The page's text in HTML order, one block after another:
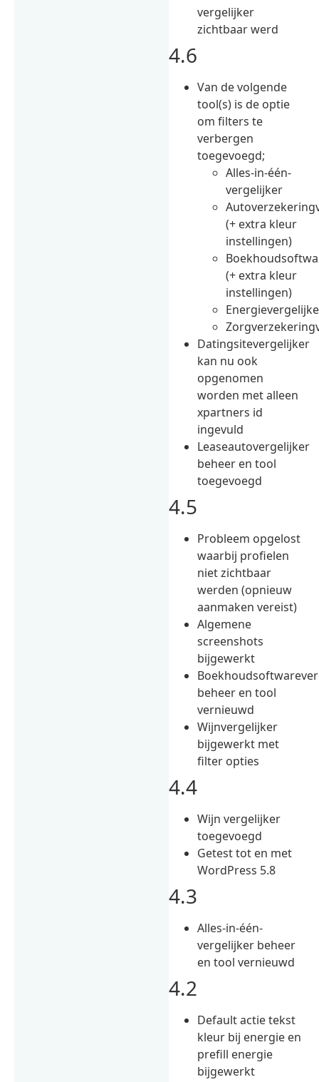
vergelijker
zichtbaar werd
4.6
Van de volgende
tool(s) is de optie
om filters te
verbergen
toegevoegd;
Alles-in-één-
vergelijker
(+ extra kleur
instellingen)
(+ extra kleur
instellingen)
Datingsitevergelijker
kan nu ook
opgenomen
worden met alleen
xpartners id
ingevuld
Leaseautovergelijker
beheer en tool
toegevoegd
4.5
Probleem opgelost
waarbij profielen
niet zichtbaar
werden (opnieuw
aanmaken vereist)
Algemene
screenshots
bijgewerkt
beheer en tool
vernieuwd
Wijnvergelijker
bijgewerkt met
filter opties
4.4
Wijn vergelijker
toegevoegd
Getest tot en met
WordPress 5.8
4.3
Alles-in-één-
vergelijker beheer
en tool vernieuwd
4.2
Default actie tekst
kleur bij energie en
prefill energie
bijgewerkt